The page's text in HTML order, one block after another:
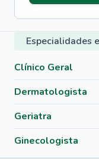
Especialidades
Clínico Geral
Dermatologista
Geriatra
Ginecologista